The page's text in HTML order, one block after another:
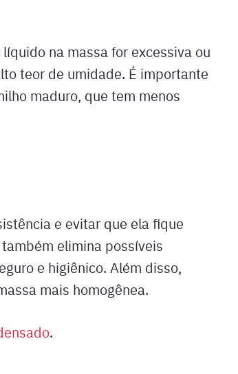
na massa for excessiva ou
teor de umidade. É importante
maduro, que tem menos
e evitar que ela fique
elimina possíveis
e higiênico. Além disso,
mais homogênea.
.